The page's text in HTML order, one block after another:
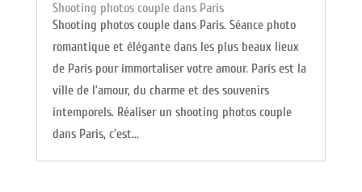
Shooting photos couple dans Paris
Shooting photos couple dans Paris. Séance photo
romantique et élégante dans les plus beaux lieux
de Paris pour immortaliser votre amour. Paris est la
ville de l’amour, du charme et des souvenirs
intemporels. Réaliser un shooting photos couple
dans Paris, c’est...